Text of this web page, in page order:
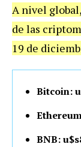
A nivel
de las
19 de
Bitcoin:
BNB: